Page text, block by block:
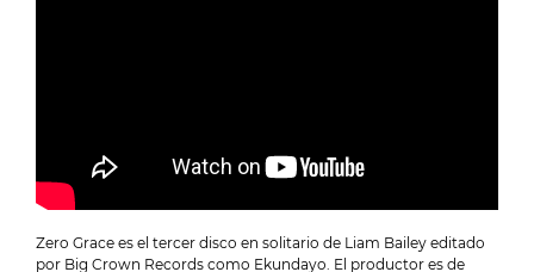
Zero Grace es el tercer disco en solitario de Liam Bailey editado
por Big Crown Records como Ekundayo. El productor es de